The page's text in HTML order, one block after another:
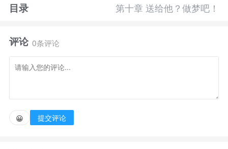
宋景枝穿书了，书中她最厌恶两个人，一个是温文尔
战神王爷。 只要避开这两个人，她就能高枕无
忧。 系统：“系统赠予你的金银数之不尽，记得买下
整座城池。” 宋景枝捂紧大荷包：“财不外露。” 系
彩。” 宋景枝决定不参加了：“卷的狠 ，死得
快。” 系统：“下一段就是选妃了，系统给你织出了五
目录 第十章 送给他？做梦吧！
评论 0条评论
😀 提交评论